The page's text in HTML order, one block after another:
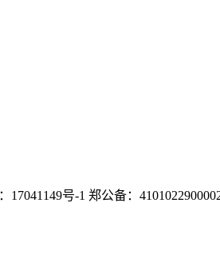
号-1 郑公备：